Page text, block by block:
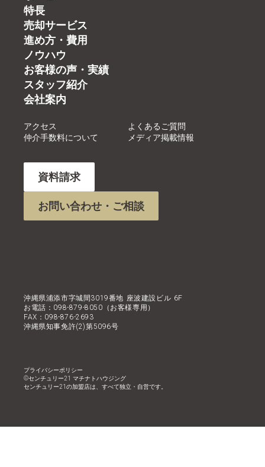
沖縄県浦添市字城間3019番地 座波建設ビル 6F
お電話：098-879-8050（お客様専用）
FAX：098-876-2693
沖縄県知事免許(2)第5096号
特長
売却サービス
進め方・費用
ノウハウ
お客様の声・実績
スタッフ紹介
会社案内
アクセス
よくあるご質問
仲介手数料について
メディア掲載情報
資料請求
お問い合わせ・ご相談
センチュリー21の加盟店は、すべて独立・自営です。
©︎センチュリー21 マチナトハウジング
プライバシーポリシー